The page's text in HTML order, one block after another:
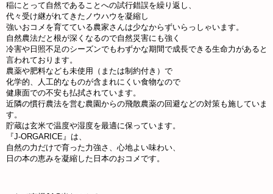
稲にとって自然であることへの試行錯誤を繰り返し、
代々受け継がれてきたノウハウを凝縮し
強いおコメを育てている農家さんは少なからずいらっしゃいます。
自然農法だと根が深くなるので自然災害にも強く
冷害や日照不足のシーズンでもわずかな期間で成長できる生命力があると
言われております。
農薬や肥料なども未使用（または制約付き）で
化学的、人工的なものが含まれにくい食物なので
健康面での不安も払拭されています。
近隣の慣行農法を営む農園からの飛散農薬の回避などの対策も施していま
す。
貯蔵は玄米で温度や湿度を最適に保っています。
『J-ORGARICE』は、
自然の力だけで育った力強さ、心地よい味わい、
日の本の恵みを凝縮した日本のおコメです。